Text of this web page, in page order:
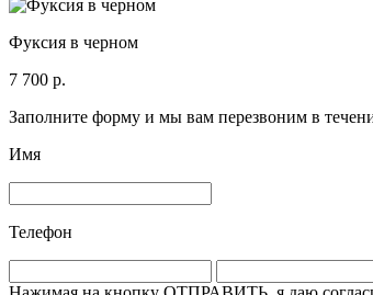
Фуксия в черном
7 700 р.
Заполните форму и мы вам перезвоним в
Имя
Телефон